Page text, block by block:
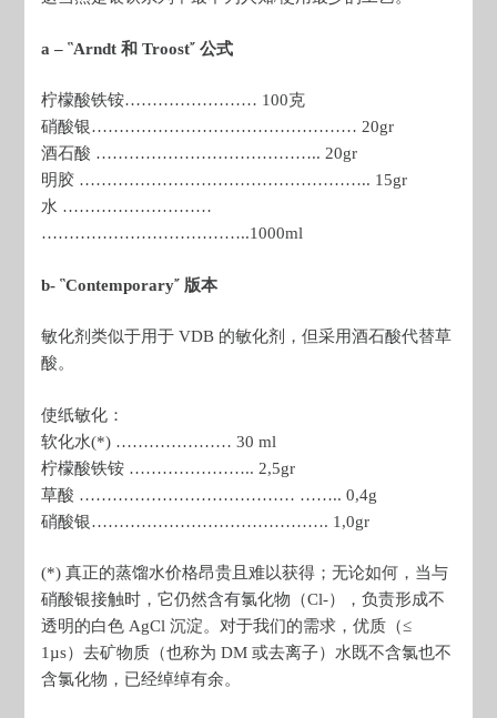
a – ῝Arndt 和 Troost῎ 公式
柠檬酸铁铵…………………… 100克
硝酸银………………………………………… 20gr
酒石酸 ………………………………….. 20gr
明胶 …………………………………………….. 15gr
水 ………………………
………………………………..1000ml
b- ῝Contemporary῎ 版本
敏化剂类似于用于 VDB 的敏化剂，但采用酒石酸代替草
酸。
使纸敏化：
软化水(*) ………………… 30 ml
柠檬酸铁铵 ………………….. 2,5gr
草酸 ………………………………… …….. 0,4g
硝酸银……………………………………. 1,0gr
(*) 真正的蒸馏水价格昂贵且难以获得；无论如何，当与
硝酸银接触时，它仍然含有氯化物（Cl-），负责形成不
透明的白色 AgCl 沉淀。对于我们的需求，优质（≤
1µs）去矿物质（也称为 DM 或去离子）水既不含氯也不
含氯化物，已经绰绰有余。